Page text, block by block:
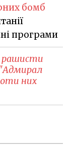
бомб
програми
рашисти
них